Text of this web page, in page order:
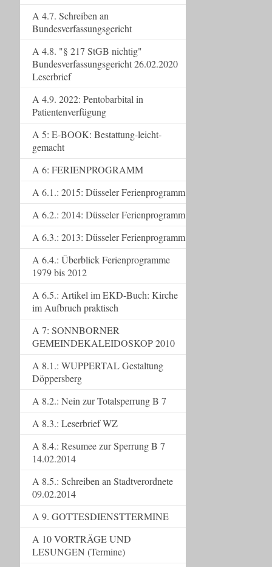
A 4.7. Schreiben an
Bundesverfassungsgericht
A 4.8. "§ 217 StGB nichtig"
Bundesverfassungsgericht 26.02.2020
Leserbrief
A 4.9. 2022: Pentobarbital in
Patientenverfügung
A 5: E-BOOK: Bestattung-leicht-
gemacht
A 6: FERIENPROGRAMM
A 6.1.: 2015: Düsseler Ferienprogramm
A 6.2.: 2014: Düsseler Ferienprogramm
A 6.3.: 2013: Düsseler Ferienprogramm
A 6.4.: Überblick Ferienprogramme
1979 bis 2012
A 6.5.: Artikel im EKD-Buch: Kirche
im Aufbruch praktisch
A 7: SONNBORNER
GEMEINDEKALEIDOSKOP 2010
A 8.1.: WUPPERTAL Gestaltung
Döppersberg
A 8.2.: Nein zur Totalsperrung B 7
A 8.3.: Leserbrief WZ
A 8.4.: Resumee zur Sperrung B 7
14.02.2014
A 8.5.: Schreiben an Stadtverordnete
09.02.2014
A 9. GOTTESDIENSTTERMINE
A 10 VORTRÄGE UND
LESUNGEN (Termine)